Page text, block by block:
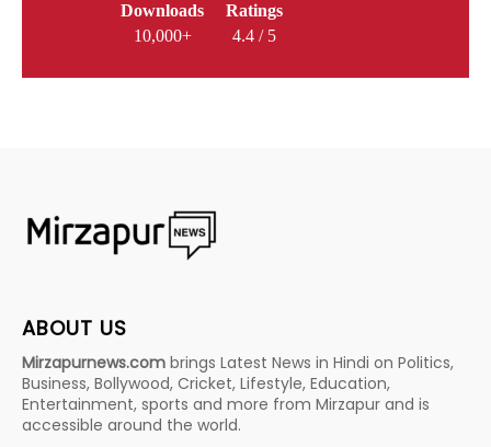
Downloads
10,000+
Ratings
4.4 / 5
ABOUT US
Mirzapurnews.com brings Latest News in Hindi on Politics,
Business, Bollywood, Cricket, Lifestyle, Education,
Entertainment, sports and more from Mirzapur and is
accessible around the world.